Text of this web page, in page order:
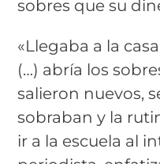
sobres que su
«Llegaba a la
(…) abría los
salieron nuevos,
sobraban y la
ir a la escuela al